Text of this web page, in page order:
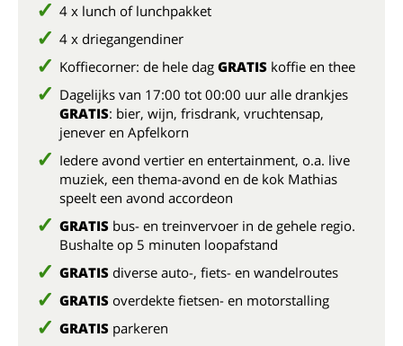
4 x lunch of lunchpakket
4 x driegangendiner
Koffiecorner: de hele dag GRATIS koffie en thee
Dagelijks van 17:00 tot 00:00 uur alle drankjes
GRATIS: bier, wijn, frisdrank, vruchtensap,
jenever en Apfelkorn
Iedere avond vertier en entertainment, o.a. live
muziek, een thema-avond en de kok Mathias
speelt een avond accordeon
GRATIS bus- en treinvervoer in de gehele regio.
Bushalte op 5 minuten loopafstand
GRATIS diverse auto-, fiets- en wandelroutes
GRATIS overdekte fietsen- en motorstalling
GRATIS parkeren